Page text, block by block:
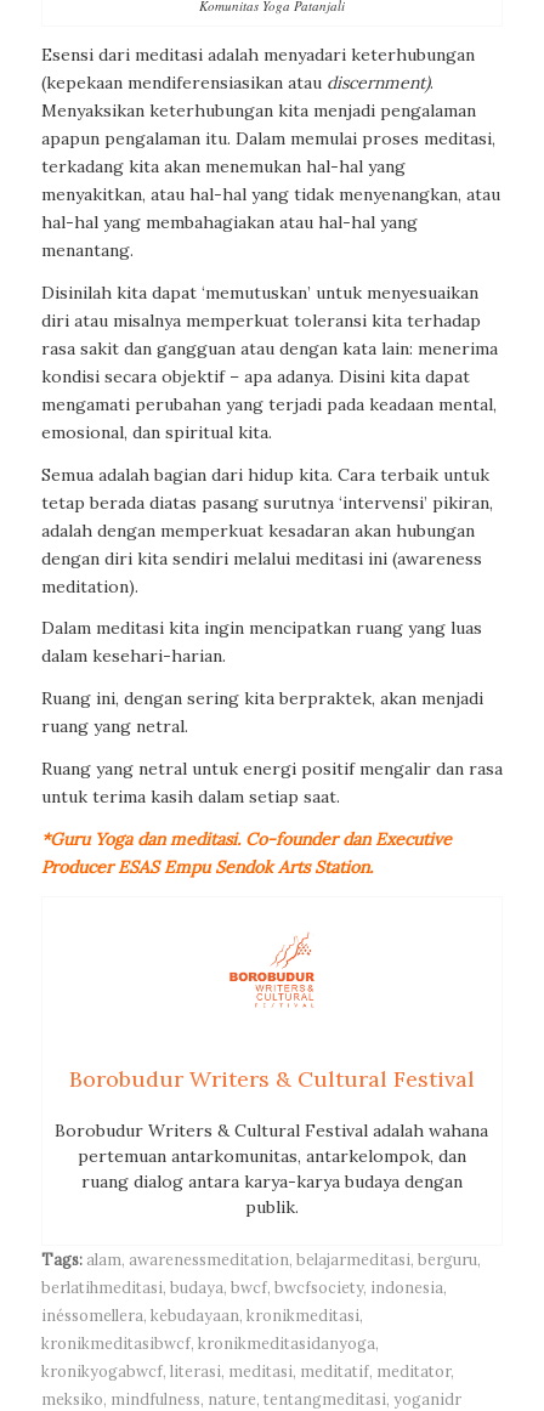
Komunitas Yoga Patanjali
Esensi dari meditasi adalah menyadari keterhubungan
(kepekaan mendiferensiasikan atau discernment).
Menyaksikan keterhubungan kita menjadi pengalaman
apapun pengalaman itu. Dalam memulai proses meditasi,
terkadang kita akan menemukan hal-hal yang
menyakitkan, atau hal-hal yang tidak menyenangkan, atau
hal-hal yang membahagiakan atau hal-hal yang
menantang.
Disinilah kita dapat ‘memutuskan’ untuk menyesuaikan
diri atau misalnya memperkuat toleransi kita terhadap
rasa sakit dan gangguan atau dengan kata lain: menerima
kondisi secara objektif – apa adanya. Disini kita dapat
mengamati perubahan yang terjadi pada keadaan mental,
emosional, dan spiritual kita.
Semua adalah bagian dari hidup kita. Cara terbaik untuk
tetap berada diatas pasang surutnya ‘intervensi’ pikiran,
adalah dengan memperkuat kesadaran akan hubungan
dengan diri kita sendiri melalui meditasi ini (awareness
meditation).
Dalam meditasi kita ingin mencipatkan ruang yang luas
dalam kesehari-harian.
Ruang ini, dengan sering kita berpraktek, akan menjadi
ruang yang netral.
Ruang yang netral untuk energi positif mengalir dan rasa
untuk terima kasih dalam setiap saat.
*Guru Yoga dan meditasi. Co-founder dan Executive
Producer ESAS Empu Sendok Arts Station.
Borobudur Writers & Cultural Festival
Borobudur Writers & Cultural Festival adalah wahana
pertemuan antarkomunitas, antarkelompok, dan
ruang dialog antara karya-karya budaya dengan
publik.
Tags: alam, awarenessmeditation, belajarmeditasi, berguru,
berlatihmeditasi, budaya, bwcf, bwcfsociety, indonesia,
inéssomellera, kebudayaan, kronikmeditasi,
kronikmeditasibwcf, kronikmeditasidanyoga,
kronikyogabwcf, literasi, meditasi, meditatif, meditator,
meksiko, mindfulness, nature, tentangmeditasi, yoganidr